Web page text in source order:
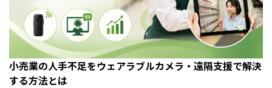
小売業の人手不足をウェアラブルカメラ・遠隔支援で解決
する方法とは